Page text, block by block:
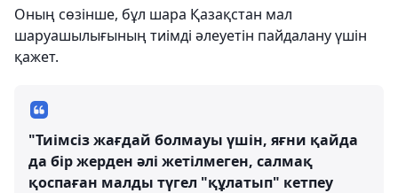
Оның сөзінше, бұл шара Қазақстан мал
шаруашылығының тиімді әлеуетін пайдалану үшін
қажет.
"Тиімсіз жағдай болмауы үшін, яғни қайда
да бір жерден әлі жетілмеген, салмақ
қоспаған малды түгел "құлатып" кетпеу